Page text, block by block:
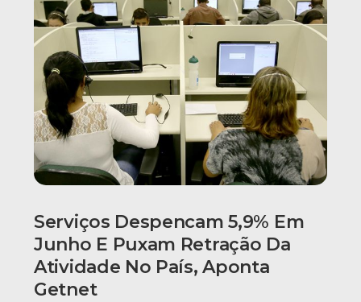
Serviços Despencam 5,9% Em
Junho E Puxam Retração Da
Atividade No País, Aponta
Getnet